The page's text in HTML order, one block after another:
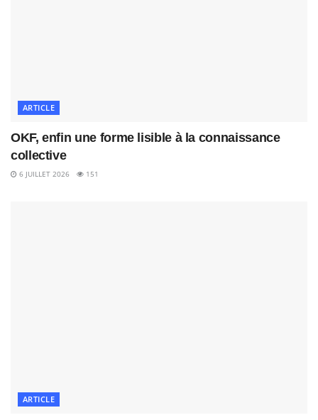
ARTICLE
OKF, enfin une forme lisible à la connaissance
collective
6 JUILLET 2026 151
ARTICLE